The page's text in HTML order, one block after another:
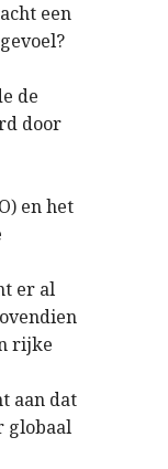
een
de
door
en het
er al
rijke
aan dat
globaal